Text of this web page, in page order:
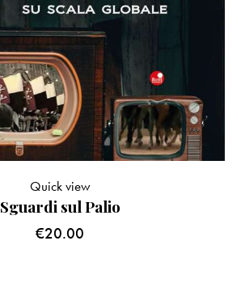
Sguardi sul Palio
€20.00
Quick view